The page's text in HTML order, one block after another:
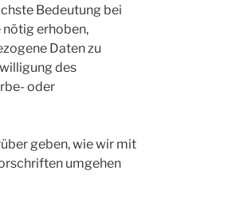
Bedeutung bei
nötig erhoben,
Daten zu
des
oder
geben, wie wir mit
umgehen